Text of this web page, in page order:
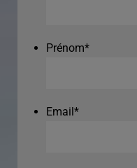
Prénom*
Email*